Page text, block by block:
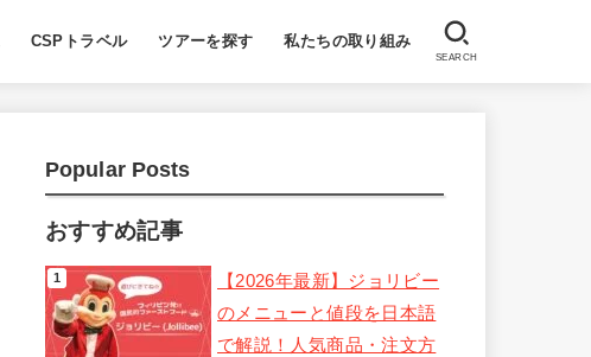
CSPトラベル ツアーを探す 私たちの取り組み
SEARCH
Popular Posts
おすすめ記事
【2026年最新】ジョリビー
のメニューと値段を日本語
で解説！人気商品・注文方